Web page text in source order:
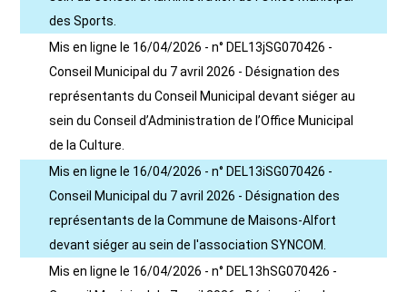
des Sports.
Mis en ligne le 16/04/2026 - n° DEL13jSG070426 -
Conseil Municipal du 7 avril 2026 - Désignation des
représentants du Conseil Municipal devant siéger au
sein du Conseil d’Administration de l’Office Municipal
de la Culture.
Mis en ligne le 16/04/2026 - n° DEL13iSG070426 -
Conseil Municipal du 7 avril 2026 - Désignation des
représentants de la Commune de Maisons-Alfort
devant siéger au sein de l'association SYNCOM.
Mis en ligne le 16/04/2026 - n° DEL13hSG070426 -